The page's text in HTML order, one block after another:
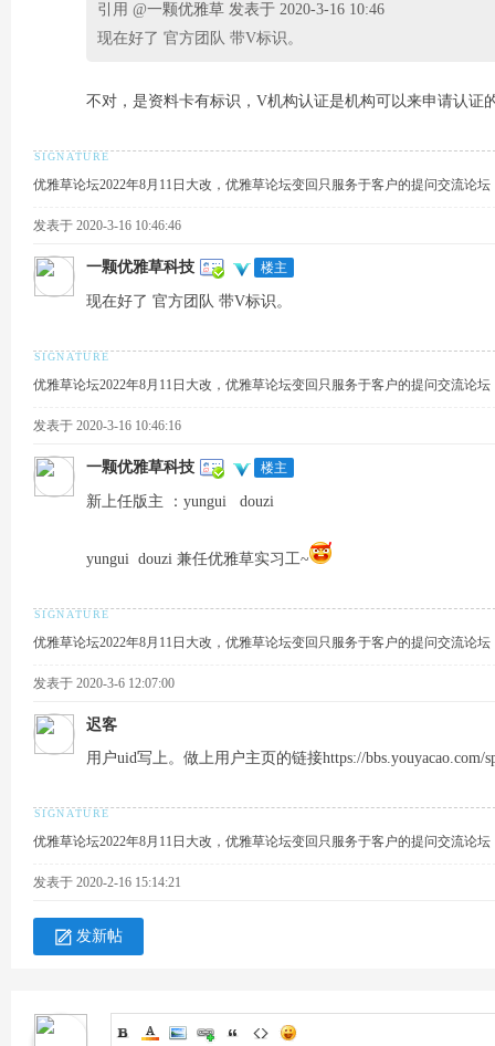
引用 @一颗优雅草 发表于 2020-3-16 10:46
现在好了 官方团队 带V标识。
不对，是资料卡有标识，V机构认证是机构可以来申请认证
优雅草论坛2022年8月11日大改，优雅草论坛变回只服务于客户的提问交流论坛
发表于 2020-3-16 10:46:46
一颗优雅草科技 楼主
现在好了 官方团队 带V标识。
优雅草论坛2022年8月11日大改，优雅草论坛变回只服务于客户的提问交流论坛
发表于 2020-3-16 10:46:16
一颗优雅草科技 楼主
新上任版主 ：yungui douzi
yungui douzi 兼任优雅草实习工~
优雅草论坛2022年8月11日大改，优雅草论坛变回只服务于客户的提问交流论坛
发表于 2020-3-6 12:07:00
迟客
用户uid写上。做上用户主页的链接https://bbs.youyacao.com/
优雅草论坛2022年8月11日大改，优雅草论坛变回只服务于客户的提问交流论坛
发表于 2020-2-16 15:14:21
发新帖